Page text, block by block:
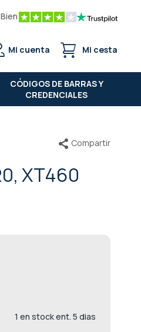
Bien
Mi cuenta Mi cesta
CÓDIGOS DE BARRAS Y
CREDENCIALES
XT460
Compartir
1 en stock ent. 5 dias